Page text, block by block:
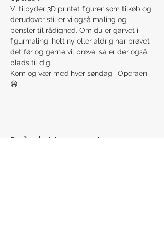
Vi tilbyder 3D printet figurer som tilkøb og
derudover stiller vi også maling og
pensler til rådighed. Om du er garvet i
figurmaling, helt ny eller aldrig har prøvet
det før og gerne vil prøve, så er der også
plads til dig.
Kom og vær med hver søndag i Operaen
😃
Del dette event